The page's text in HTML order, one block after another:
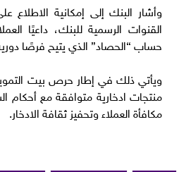
وأشار البنك إلى إمكانية الاطلاع
القنوات الرسمية للبنك، داعيًا
حساب “الحصاد” الذي يتيح فرصًا
ويأتي ذلك في إطار حرص بيت
منتجات ادخارية متوافقة مع أحكام
مكافأة العملاء وتحفيز ثقافة الادخار.